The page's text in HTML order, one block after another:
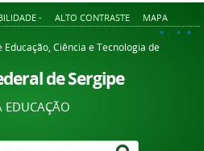
- ALTO CONTRASTE MAPA
A+ A A-
Educação, Ciência e Tecnologia de
de Sergipe
EDUCAÇÃO